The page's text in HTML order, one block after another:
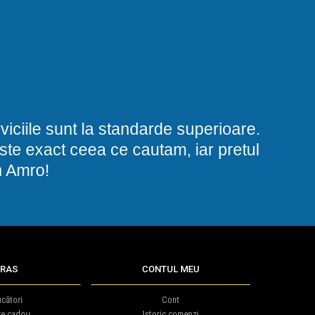
sunt la standarde superioare.
exact ceea ce cautam, iar pretul
Amro!
CONTUL MEU
Cont